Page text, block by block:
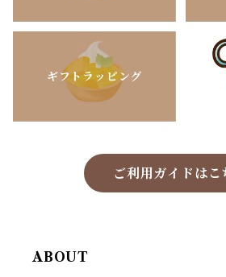
ギフトラッピング
ご利用ガイドはこ
ABOUT